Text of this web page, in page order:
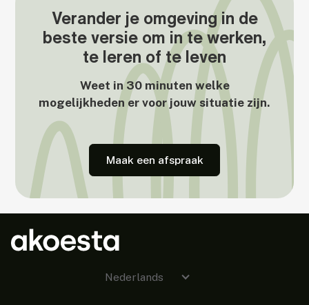
Verander je omgeving in de
beste versie om in te werken,
te leren of te leven
Weet in 30 minuten welke
mogelijkheden er voor jouw situatie zijn.
Maak een afspraak
Nederlands